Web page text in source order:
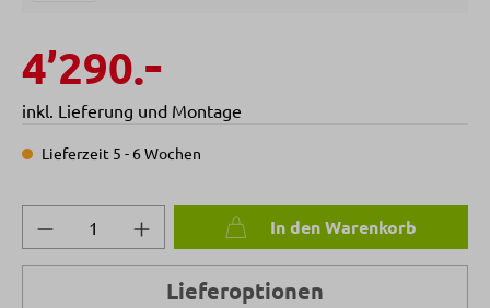
4’290.-
inkl. Lieferung und Montage
Lieferzeit 5 - 6 Wochen
Produkt Anzahl: Gib den gewünschten
In den Warenkorb
Lieferoptionen